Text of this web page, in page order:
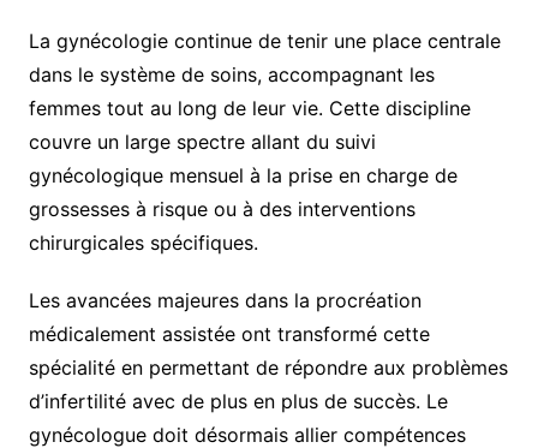
La gynécologie continue de tenir une place centrale
dans le système de soins, accompagnant les
femmes tout au long de leur vie. Cette discipline
couvre un large spectre allant du suivi
gynécologique mensuel à la prise en charge de
grossesses à risque ou à des interventions
chirurgicales spécifiques.
Les avancées majeures dans la procréation
médicalement assistée ont transformé cette
spécialité en permettant de répondre aux problèmes
d’infertilité avec de plus en plus de succès. Le
gynécologue doit désormais allier compétences